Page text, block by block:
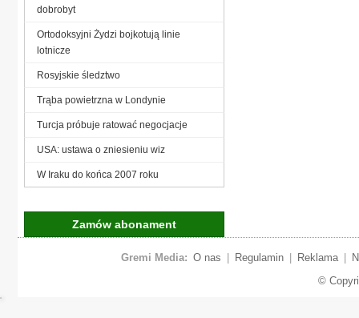
dobrobyt
Ortodoksyjni Żydzi bojkotują linie
lotnicze
Rosyjskie śledztwo
Trąba powietrzna w Londynie
Turcja próbuje ratować negocjacje
USA: ustawa o zniesieniu wiz
W Iraku do końca 2007 roku
Zamów abonament
Gremi Media: O nas Regulamin Reklama
©